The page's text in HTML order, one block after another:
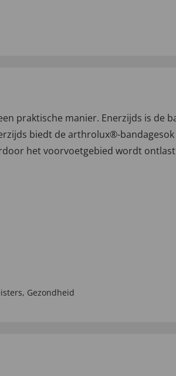
praktische manier. Enerzijds is de
biedt de arthrolux®-
het voorvoetgebied wordt
, Gezondheid